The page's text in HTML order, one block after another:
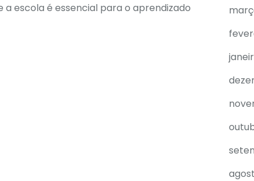
escola é essencial para o aprendizado